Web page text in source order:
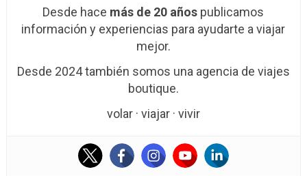
Desde hace más de 20 años publicamos
información y experiencias para ayudarte a viajar
mejor.
Desde 2024 también somos una agencia de viajes
boutique.
volar · viajar · vivir